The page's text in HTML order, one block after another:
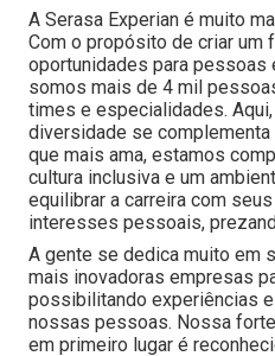
A Serasa Experian é muito
Com o propósito de criar um
oportunidades para pessoas
somos mais de 4 mil
times e especialidades.
diversidade se complementa
que mais ama, estamos
cultura inclusiva e um
equilibrar a carreira com
interesses pessoais,
A gente se dedica muito em
mais inovadoras empresas
possibilitando experiências
nossas pessoas. Nossa
em primeiro lugar é